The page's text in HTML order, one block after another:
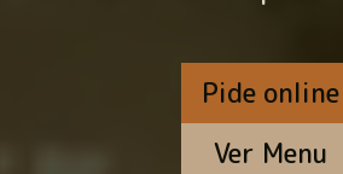
Pide online
Ver Menu